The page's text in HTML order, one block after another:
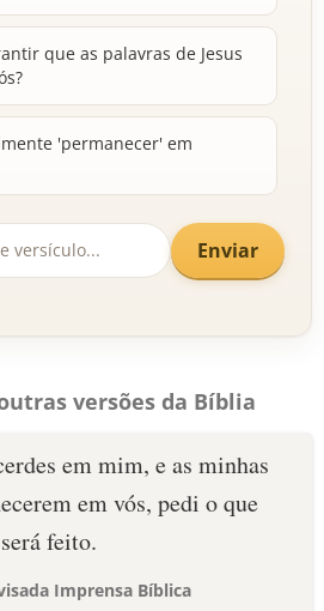
que as palavras de Jesus
'permanecer' em
Enviar
versões da Bíblia
em mim, e as minhas
em vós, pedi o que
feito.
Imprensa Bíblica